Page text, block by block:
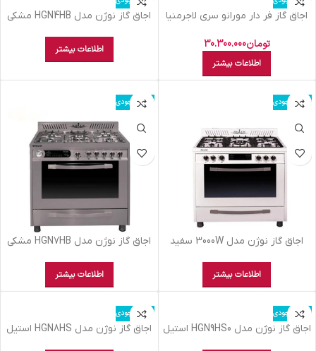
اجاق گاز فر دار مورانو سری لاجرمنیا
تومان30.300.000
اطلاعات بیشتر
اجاق گاز نوژن مدل HGN4HB مشکی
اطلاعات بیشتر
اتمام موجودی
اجاق گاز نوژن مدل 3000W سفید
اطلاعات بیشتر
اتمام موجودی
اجاق گاز نوژن مدل HGN7HB مشکی
اطلاعات بیشتر
اتمام موجودی
اجاق گاز نوژن مدل HGN9HS0 استیل
اتمام موجودی
اجاق گاز نوژن مدل HGN8HS استیل